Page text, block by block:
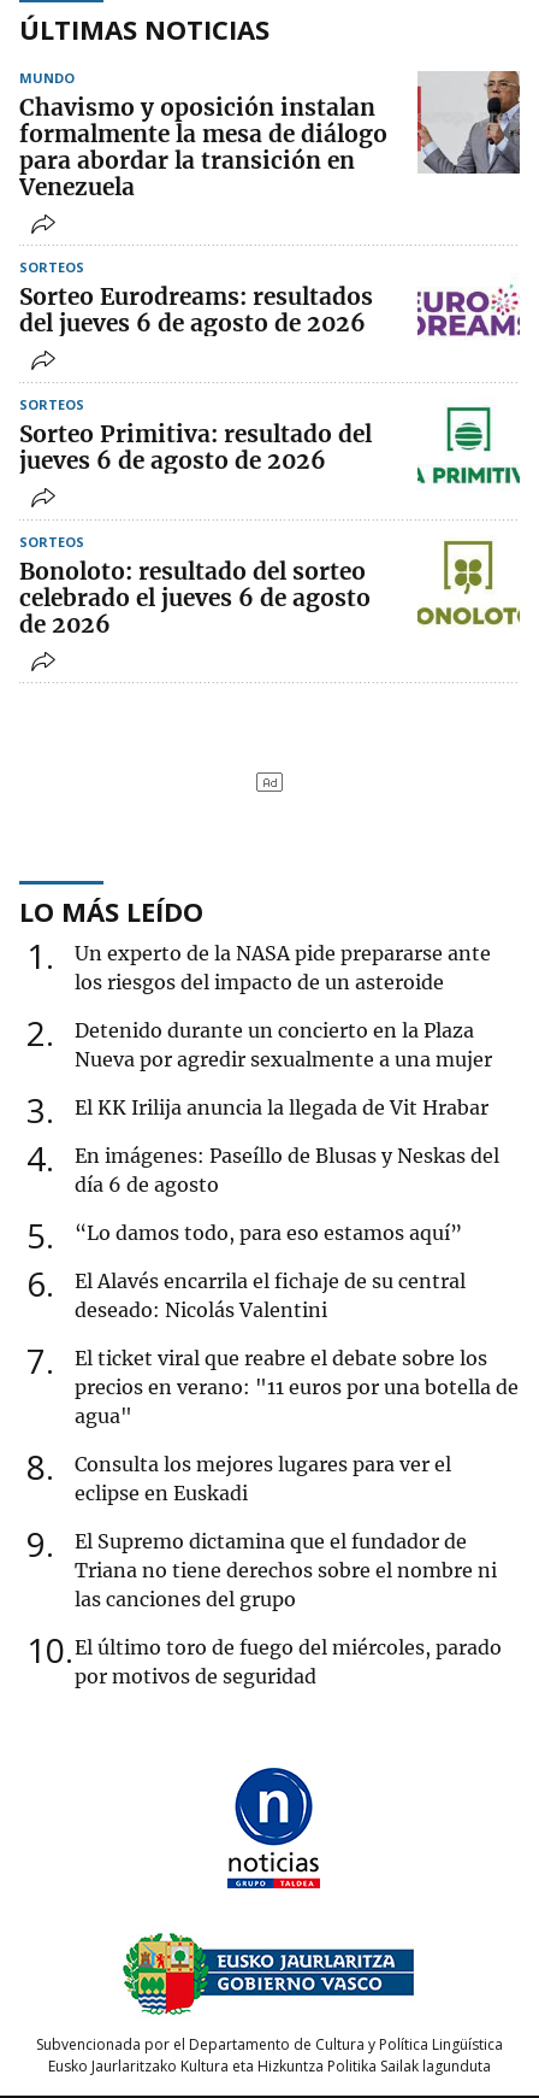
ÚLTIMAS NOTICIAS
MUNDO
Chavismo y oposición instalan
formalmente la mesa de diálogo
para abordar la transición en
Venezuela
SORTEOS
Sorteo Eurodreams: resultados
del jueves 6 de agosto de 2026
SORTEOS
Sorteo Primitiva: resultado del
jueves 6 de agosto de 2026
SORTEOS
Bonoloto: resultado del sorteo
celebrado el jueves 6 de agosto
de 2026
LO MÁS LEÍDO
1
Un experto de la NASA pide prepararse ante
los riesgos del impacto de un asteroide
2
Detenido durante un concierto en la Plaza
Nueva por agredir sexualmente a una mujer
3 El KK Irilija anuncia la llegada de Vit Hrabar
4
En imágenes: Paseíllo de Blusas y Neskas del
día 6 de agosto
5 “Lo damos todo, para eso estamos aquí”
6
El Alavés encarrila el fichaje de su central
deseado: Nicolás Valentini
7
El ticket viral que reabre el debate sobre los
precios en verano: "11 euros por una botella de
agua"
8
Consulta los mejores lugares para ver el
eclipse en Euskadi
9
El Supremo dictamina que el fundador de
Triana no tiene derechos sobre el nombre ni
las canciones del grupo
10 El último toro de fuego del miércoles, parado
por motivos de seguridad
Subvencionada por el Departamento de Cultura y Política Lingüística
Eusko Jaurlaritzako Kultura eta Hizkuntza Politika Sailak lagunduta